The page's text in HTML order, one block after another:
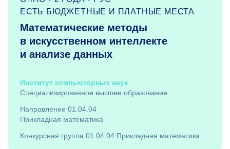
ЕСТЬ БЮДЖЕТНЫЕ И ПЛАТНЫЕ МЕСТА
Математические методы
в искусственном интеллекте
и анализе данных
Институт компьютерных наук
Специализированное высшее образование
Направление 01.04.04
Прикладная математика
Конкурсная группа 01.04.04 Прикладная математика